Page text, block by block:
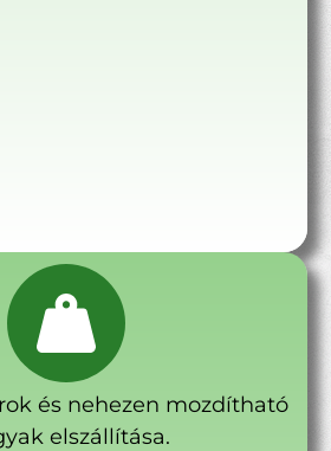
és nehezen mozdítható
elszállítása.